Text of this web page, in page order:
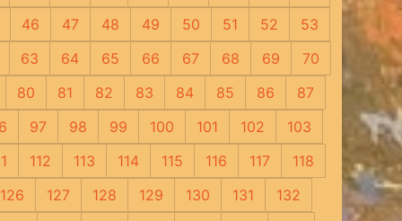
46
47 48 49 50 51 52
53
63
64 65 66 67 68 69
70
80
81 82 83 84 85 86
87
97 98 99 100 101 102
103
112 113 114 115 116 117
118
126
127 128 129 130 131
132